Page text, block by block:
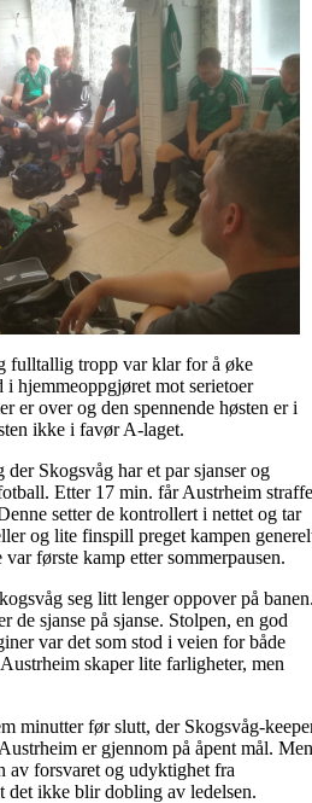
fulltallig tropp var klar for å øke
i hjemmeoppgjøret mot serietoer
er over og den spennende høsten er i
ikke i favør A-laget.
Skogsvåg har et par sjanser og
Etter 17 min. får Austrheim straffe
setter de kontrollert i nettet og tar
og lite finspill preget kampen
første kamp etter sommerpausen.
seg litt lenger oppover på
de sjanse på sjanse. Stolpen, en god
var det som stod i veien for både
skaper lite farligheter, men
minutter før slutt, der Skogsvåg-
er gjennom på åpent mål. Men
av forsvaret og udyktighet fra
det ikke blir dobling av ledelsen.